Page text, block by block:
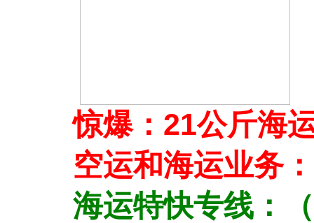
惊爆：21公斤海
空运和海运业务：
海运特快专线：